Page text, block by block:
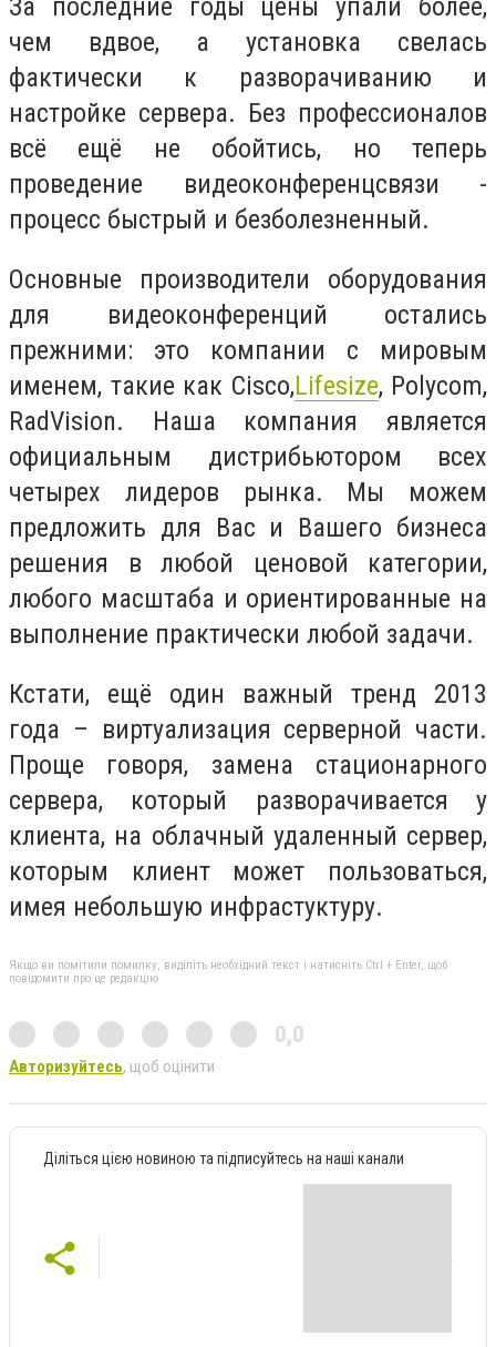
За последние годы цены упали более,
чем вдвое, а установка свелась
фактически к разворачиванию и
настройке сервера. Без профессионалов
всё ещё не обойтись, но теперь
проведение видеоконференцсвязи -
процесс быстрый и безболезненный.
Основные производители оборудования
для видеоконференций остались
прежними: это компании с мировым
именем, такие как Cisco,Lifesize, Polycom,
RadVision. Наша компания является
официальным дистрибьютором всех
четырех лидеров рынка. Мы можем
предложить для Вас и Вашего бизнеса
решения в любой ценовой категории,
любого масштаба и ориентированные на
выполнение практически любой задачи.
Кстати, ещё один важный тренд 2013
года – виртуализация серверной части.
Проще говоря, замена стационарного
сервера, который разворачивается у
клиента, на облачный удаленный сервер,
которым клиент может пользоваться,
имея небольшую инфрастуктуру.
Якщо ви помітили помилку, виділіть необхідний текст і натисніть Ctrl + Enter, щоб
повідомити про це редакцію
0,0
Авторизуйтесь, щоб оцінити
Діліться цією новиною та підписуйтесь на наші канали